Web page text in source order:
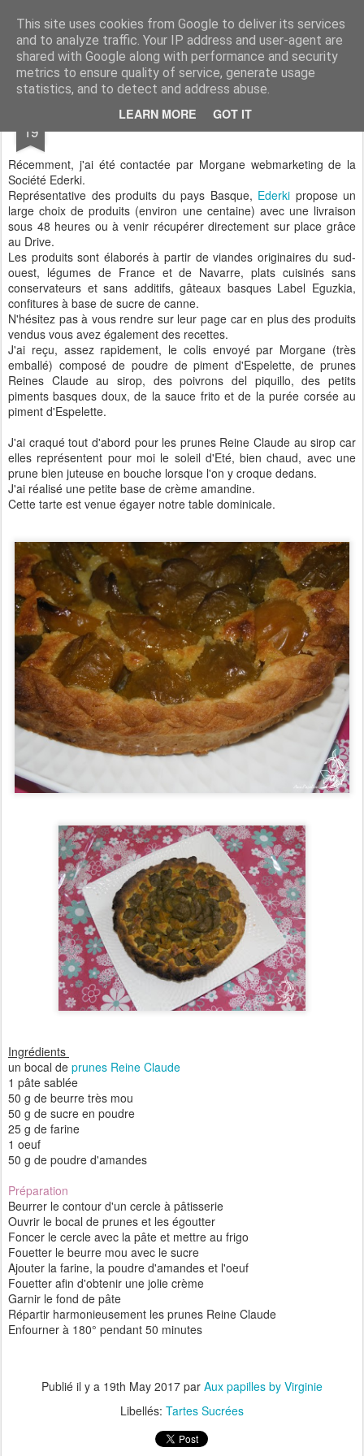
This site uses cookies from Google to deliver its services
and to analyze traffic. Your IP address and user-agent are
shared with Google along with performance and security
metrics to ensure quality of service, generate usage
statistics, and to detect and address abuse.
LEARN MORE GOT IT
Aux papilles by Virginie
19 Tarte aux Prunes
Récemment, j'ai été contactée par Morgane webmarketing de la
Société Ederki.
Représentative des produits du pays Basque, Ederki propose un
large choix de produits (environ une centaine) avec une livraison
sous 48 heures ou à venir récupérer directement sur place grâce
au Drive.
Les produits sont élaborés à partir de viandes originaires du sud-
ouest, légumes de France et de Navarre, plats cuisinés sans
conservateurs et sans additifs, gâteaux basques Label Eguzkia,
confitures à base de sucre de canne.
N'hésitez pas à vous rendre sur leur page car en plus des produits
vendus vous avez également des recettes.
J'ai reçu, assez rapidement, le colis envoyé par Morgane (très
emballé) composé de poudre de piment d'Espelette, de prunes
Reines Claude au sirop, des poivrons del piquillo, des petits
piments basques doux, de la sauce frito et de la purée corsée au
piment d'Espelette.
J'ai craqué tout d'abord pour les prunes Reine Claude au sirop car
elles représentent pour moi le soleil d'Eté, bien chaud, avec une
prune bien juteuse en bouche lorsque l'on y croque dedans.
J'ai réalisé une petite base de crème amandine.
Cette tarte est venue égayer notre table dominicale.
Ingrédients
un bocal de prunes Reine Claude
1 pâte sablée
50 g de beurre très mou
50 g de sucre en poudre
25 g de farine
1 oeuf
50 g de poudre d'amandes
Préparation
Beurrer le contour d'un cercle à pâtisserie
Ouvrir le bocal de prunes et les égoutter
Foncer le cercle avec la pâte et mettre au frigo
Fouetter le beurre mou avec le sucre
Ajouter la farine, la poudre d'amandes et l'oeuf
Fouetter afin d'obtenir une jolie crème
Garnir le fond de pâte
Répartir harmonieusement les prunes Reine Claude
Enfourner à 180° pendant 50 minutes
Publié il y a 19th May 2017 par Aux papilles by Virginie
Libellés: Tartes Sucrées